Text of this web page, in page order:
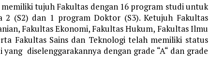
tujuh Fakultas dengan 16 program studi untuk
(S2) dan 1 program Doktor (S3). Ketujuh Fakultas
Fakultas Ekonomi, Fakultas Hukum, Fakultas Ilmu
Fakultas Sains dan Teknologi telah memiliki status
diselenggarakannya dengan grade “A“ dan grade